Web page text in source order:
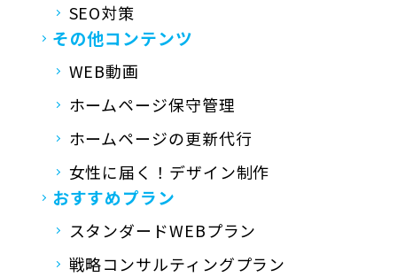
SEO対策
その他コンテンツ
WEB動画
ホームページ保守管理
ホームページの更新代行
女性に届く！デザイン制作
おすすめプラン
スタンダードWEBプラン
戦略コンサルティングプラン